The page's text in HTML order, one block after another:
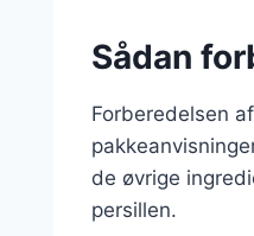
Sådan
Forberedelsen
de øvrige
persillen.